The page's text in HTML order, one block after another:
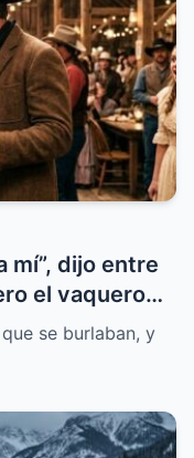
mí”, dijo entre
el vaquero
esperaba al
mucho
historia que
se burlaban, y